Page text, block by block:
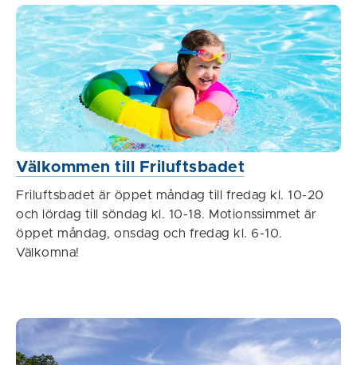
Välkommen till Friluftsbadet
Friluftsbadet är öppet måndag till fredag kl. 10-20
och lördag till söndag kl. 10-18. Motionssimmet är
öppet måndag, onsdag och fredag kl. 6-10.
Välkomna!